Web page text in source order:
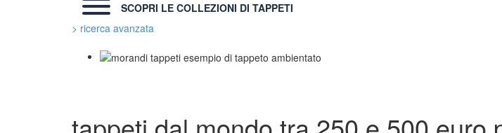
SCOPRI LE COLLEZIONI DI TAPPETI
> ricerca avanzata
Bhadohi Moderni
Chuk Palu